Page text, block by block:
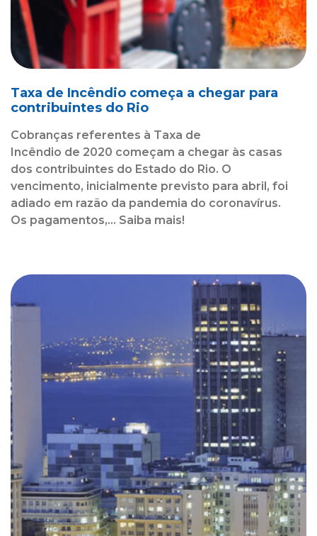
Taxa de Incêndio começa a chegar para
contribuintes do Rio
Cobranças referentes à Taxa de
Incêndio de 2020 começam a chegar às casas
dos contribuintes do Estado do Rio. O
vencimento, inicialmente previsto para abril, foi
adiado em razão da pandemia do coronavírus.
Os pagamentos,... Saiba mais!